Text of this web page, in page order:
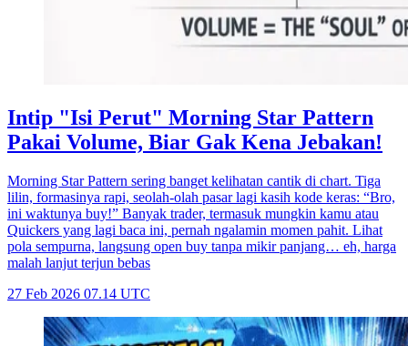
Intip "Isi Perut" Morning Star Pattern
Pakai Volume, Biar Gak Kena Jebakan!
Morning Star Pattern sering banget kelihatan cantik di chart. Tiga
lilin, formasinya rapi, seolah-olah pasar lagi kasih kode keras: “Bro,
ini waktunya buy!” Banyak trader, termasuk mungkin kamu atau
Quickers yang lagi baca ini, pernah ngalamin momen pahit. Lihat
pola sempurna, langsung open buy tanpa mikir panjang… eh, harga
malah lanjut terjun bebas
27 Feb 2026 07.14 UTC